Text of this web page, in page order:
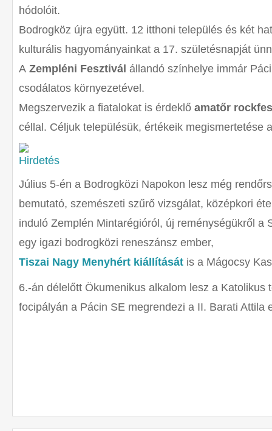
hódolóit.
Bodrogköz újra együtt. 12 itthoni település és két
kulturális hagyományainkat a 17. születésnapját
A Zempléni Fesztivál állandó színhelye immár
csodálatos környezetével.
Megszervezik a fiatalokat is érdeklő amatőr
céllal. Céljuk településük, értékeik megismertetése
Július 5-én a Bodrogközi Napokon lesz még
bemutató, szemészeti szűrő vizsgálat, középkori
induló Zemplén Mintarégióról, új reménységükről a
egy igazi bodrogközi reneszánsz ember,
Tiszai Nagy Menyhért kiállítását is a Mágocsy
6.-án délelőtt Ökumenikus alkalom lesz a Katolikus
focipályán a Pácin SE megrendezi a II. Barati Attila